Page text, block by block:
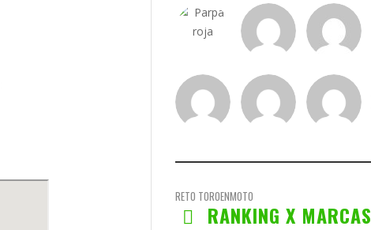
RETO TOROENMOTO
RANKING X MARCAS